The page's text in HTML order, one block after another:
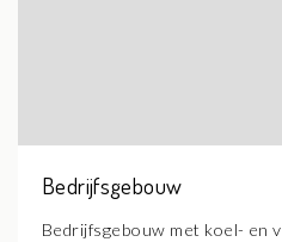
Bedrijfsgebouw
Bedrijfsgebouw met koel- en